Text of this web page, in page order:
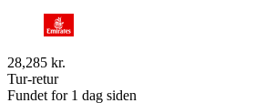
28,285 kr.
Tur-retur
Fundet for 1 dag siden